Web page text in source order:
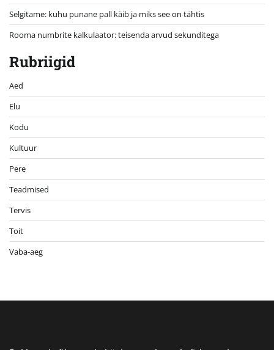
Selgitame: kuhu punane pall käib ja miks see on tähtis
Rooma numbrite kalkulaator: teisenda arvud sekunditega
Rubriigid
Aed
Elu
Kodu
Kultuur
Pere
Teadmised
Tervis
Toit
Vaba-aeg